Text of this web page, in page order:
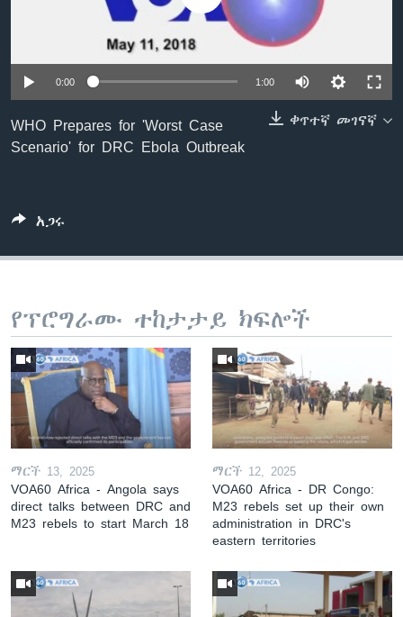
ቋንቋዎች
0:00 1:00
ቀጥተኛ መገናኛ
WHO Prepares for 'Worst Case
Scenario' for DRC Ebola Outbreak
አጋሩ
የፕሮግራሙ ተከታታይ ክፍሎች
ማርች 13, 2025
VOA60 Africa - Angola says
direct talks between DRC and
M23 rebels to start March 18
ማርች 12, 2025
VOA60 Africa - DR Congo:
M23 rebels set up their own
administration in DRC's
eastern territories